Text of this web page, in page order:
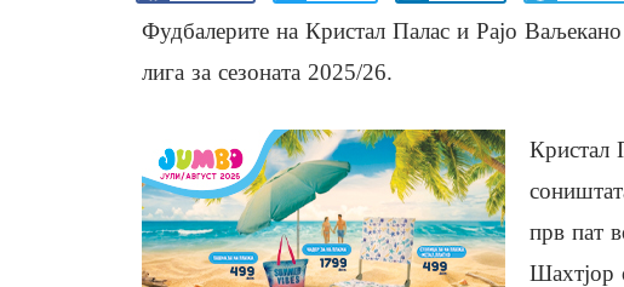
Фудбалерите на Кристал Палас и Рајо
лига за сезоната 2025/26.
Кристал
прв пат
Шахтјор